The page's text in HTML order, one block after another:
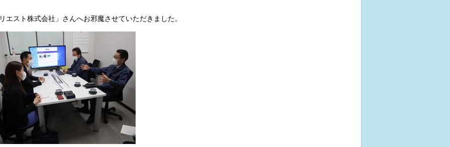
エスト株式会社」さんへお邪魔させていただきました。